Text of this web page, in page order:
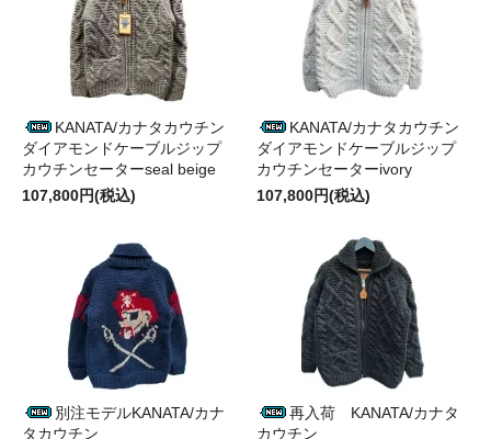
KANATA/カナタカウチン
ダイアモンドケーブルジップ
カウチンセーターseal beige
107,800円(税込)
KANATA/カナタカウチン
ダイアモンドケーブルジップ
カウチンセーターivory
107,800円(税込)
別注モデルKANATA/カナ
タカウチン
再入荷 KANATA/カナタ
カウチン